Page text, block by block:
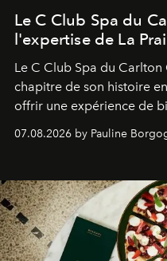
Le C Club Spa du
l'expertise de La
Le C Club Spa du
chapitre de son histoire
offrir une expérience de
expertise se rencontrent.
07.08.2026 by Pauline